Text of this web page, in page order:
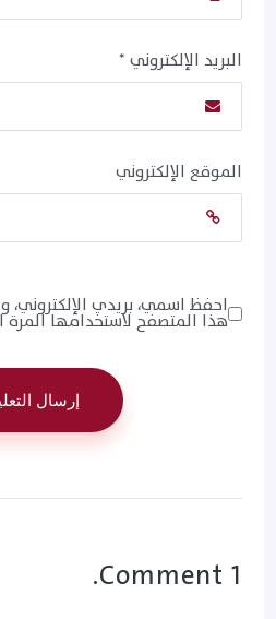
البريد الإلكتروني *
الموقع الإلكتروني
احفظ اسمي، بريدي الإلكتروني،
هذا المتصفح لاستخدامها
1 Comment.